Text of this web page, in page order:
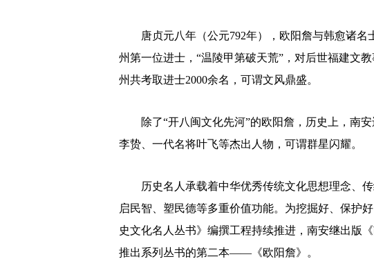
唐贞元八年（公元792年），欧阳詹与韩愈诸名
州第一位进士，“温陵甲第破天荒”，对后世福建文
州共考取进士2000余名，可谓文风鼎盛。
除了“开八闽文化先河”的欧阳詹，历史上，南安
李贽、一代名将叶飞等杰出人物，可谓群星闪耀。
历史名人承载着中华优秀传统文化思想理念、传
启民智、塑民德等多重价值功能。为挖掘好、保护
史文化名人丛书》编撰工程持续推进，南安继出版
推出系列丛书的第二本——《欧阳詹》。